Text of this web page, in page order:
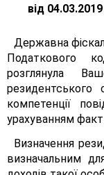
від
Державна
Податкового
розглянула
компетенції
урахуванням
Визначення
визначальним